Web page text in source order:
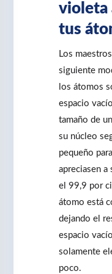
violeta
tus
Los
siguiente
los átomos
espacio
tamaño de
su núcleo
pequeño
apreciasen
el 99,9 por
átomo está
dejando el
espacio
solamente
poco.